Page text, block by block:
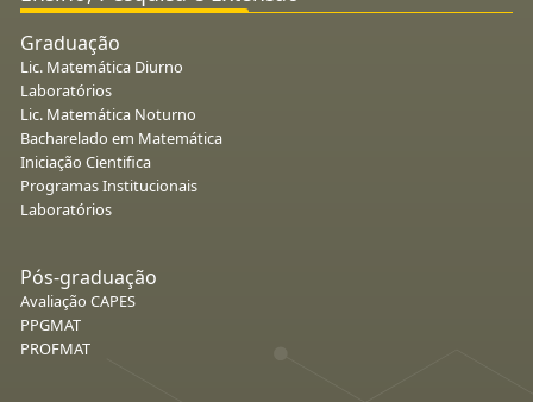
Graduação
Lic. Matemática Diurno
Laboratórios
Lic. Matemática Noturno
Bacharelado em Matemática
Iniciação Cientifica
Programas Institucionais
Laboratórios
Pós-graduação
Avaliação CAPES
PPGMAT
PROFMAT